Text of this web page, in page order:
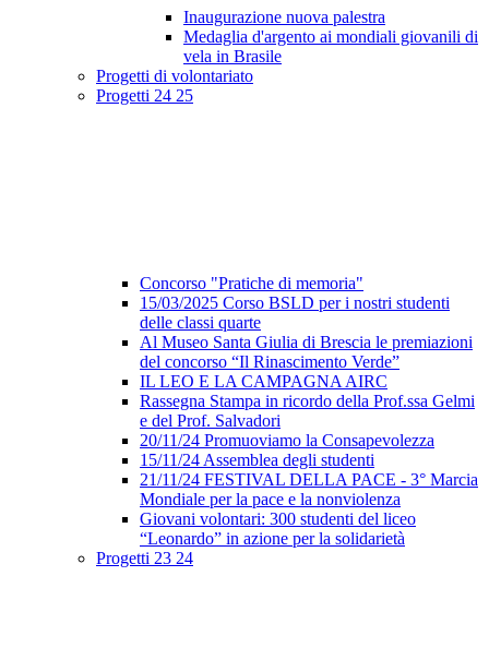
Inaugurazione nuova palestra
Medaglia d'argento ai mondiali giovanili di
vela in Brasile
Progetti di volontariato
Progetti 24 25
Concorso "Pratiche di memoria"
15/03/2025 Corso BSLD per i nostri studenti
delle classi quarte
Al Museo Santa Giulia di Brescia le premiazioni
del concorso “Il Rinascimento Verde”
IL LEO E LA CAMPAGNA AIRC
Rassegna Stampa in ricordo della Prof.ssa Gelmi
e del Prof. Salvadori
20/11/24 Promuoviamo la Consapevolezza
15/11/24 Assemblea degli studenti
21/11/24 FESTIVAL DELLA PACE - 3° Marcia
Mondiale per la pace e la nonviolenza
Giovani volontari: 300 studenti del liceo
“Leonardo” in azione per la solidarietà
Progetti 23 24